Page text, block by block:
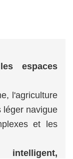
espaces
l'agriculture
léger navigue
et les